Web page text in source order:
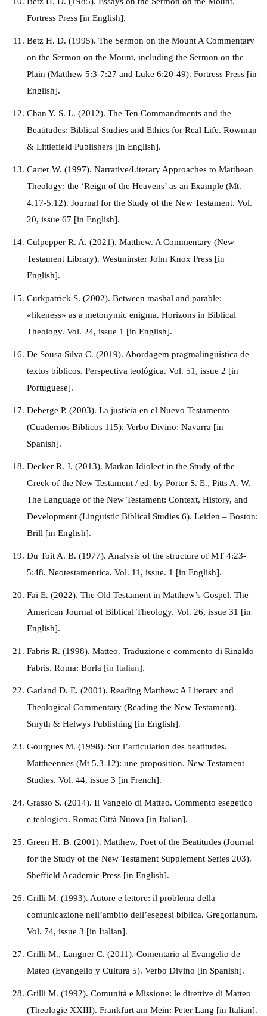
Fortress Press [in English].
Betz H. D. (1995). The Sermon on the Mount A Commentary
on the Sermon on the Mount, including the Sermon on the
Plain (Matthew 5:3-7:27 and Luke 6:20-49). Fortress Press [in
English].
Chan Y. S. L. (2012). The Ten Commandments and the
Beatitudes: Biblical Studies and Ethics for Real Life. Rowman
& Littlefield Publishers [in English].
Carter W. (1997). Narrative/Literary Approaches to Matthean
Theology: the ‘Reign of the Heavens’ as an Example (Mt.
4.17-5.12). Journal for the Study of the New Testament. Vol.
20, issue 67 [in English].
Culpepper R. A. (2021). Matthew. A Commentary (New
Testament Library). Westminster John Knox Press [in
English].
Curkpatrick S. (2002). Between mashal and parable:
«likeness» as a metonymic enigma. Horizons in Biblical
Theology. Vol. 24, issue 1 [in English].
De Sousa Silva C. (2019). Abordagem pragmalinguística de
textos bíblicos. Perspectiva teológica. Vol. 51, issue 2 [in
Portuguese].
Deberge P. (2003). La justicia en el Nuevo Testamento
(Cuadernos Biblicos 115). Verbo Divino: Navarra [in
Spanish].
Decker R. J. (2013). Markan Idiolect in the Study of the
Greek of the New Testament / ed. by Porter S. E., Pitts A. W.
The Language of the New Testament: Context, History, and
Development (Linguistic Biblical Studies 6). Leiden – Boston:
Brill [in English].
Du Toit A. B. (1977). Analysis of the structure of MT 4:23-
5:48. Neotestamentica. Vol. 11, issue. 1 [in English].
Fai E. (2022). The Old Testament in Matthew’s Gospel. The
American Journal of Biblical Theology. Vol. 26, issue 31 [in
English].
Fabris R. (1998). Matteo. Traduzione e commento di Rinaldo
Fabris. Roma: Borla [in Italian].
Garland D. E. (2001). Reading Matthew: A Literary and
Theological Commentary (Reading the New Testament).
Smyth & Helwys Publishing [in English].
Gourgues M. (1998). Sur l’articulation des beatitudes.
Mattheennes (Mt 5.3-12): une proposition. New Testament
Studies. Vol. 44, issue 3 [in French].
Grasso S. (2014). Il Vangelo di Matteo. Commento esegetico
e teologico. Roma: Città Nuova [in Italian].
Green H. B. (2001). Matthew, Poet of the Beatitudes (Journal
for the Study of the New Testament Supplement Series 203).
Sheffield Academic Press [in English].
Grilli M. (1993). Autore e lettore: il problema della
comunicazione nell’ambito dell’esegesi biblica. Gregorianum.
Vol. 74, issue 3 [in Italian].
Grilli M., Langner C. (2011). Comentario al Evangelio de
Mateo (Evangelio y Cultura 5). Verbo Divino [in Spanish].
Grilli M. (1992). Comunità e Missione: le direttive di Matteo
(Theologie XXIII). Frankfurt am Mein: Peter Lang [in Italian].